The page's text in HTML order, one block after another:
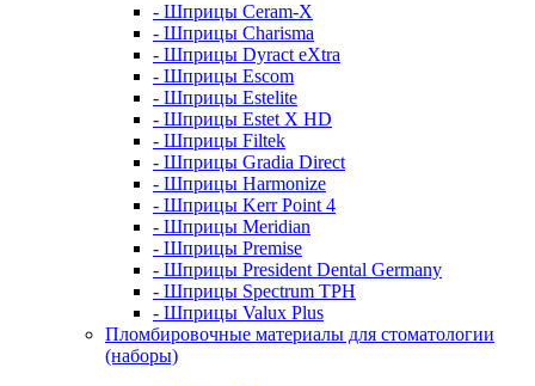
- Шприцы Ceram-X
- Шприцы Charisma
- Шприцы Dyract eXtra
- Шприцы Escom
- Шприцы Estelite
- Шприцы Estet X HD
- Шприцы Filtek
- Шприцы Gradia Direct
- Шприцы Harmonize
- Шприцы Kerr Point 4
- Шприцы Meridian
- Шприцы Premise
- Шприцы President Dental Germany
- Шприцы Spectrum TPH
- Шприцы Valux Plus
Пломбировочные материалы для стоматологии
(наборы)